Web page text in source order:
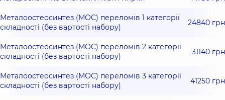
Металоостеосинтез (МОС) переломів 1 категорії
складності (без вартості набору)
24840 грн
Металоостеосинтез (МОС) переломів 2 категорії
складності (без вартості набору)
31140 грн
Металоостеосинтез (МОС) переломів 3 категорії
складності (без вартості набору)
41250 грн